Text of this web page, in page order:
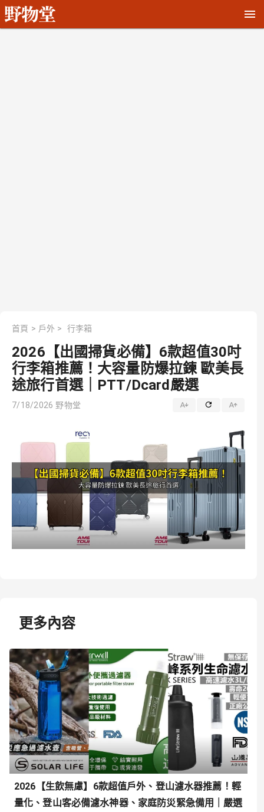
首頁 > 戶外 > 行李箱
2026【出國掃貨必備】6款超值30吋
行李箱推薦！大容量防爆拉鍊 歐美長
途旅行首選｜PTT/Dcard嚴選
7/18/2026 野物堂
更多內容
2026【生飲無慮】6款超值戶外、登山濾水器推薦！輕
量化、登山客必備濾水神器、家庭防災緊急備用｜嚴選